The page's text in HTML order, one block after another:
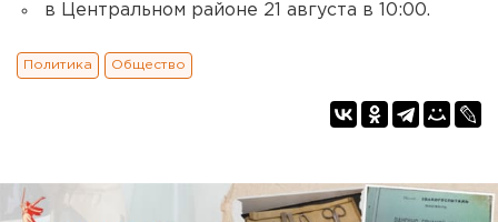
в Центральном районе 21 августа в 10:00.
Политика Общество